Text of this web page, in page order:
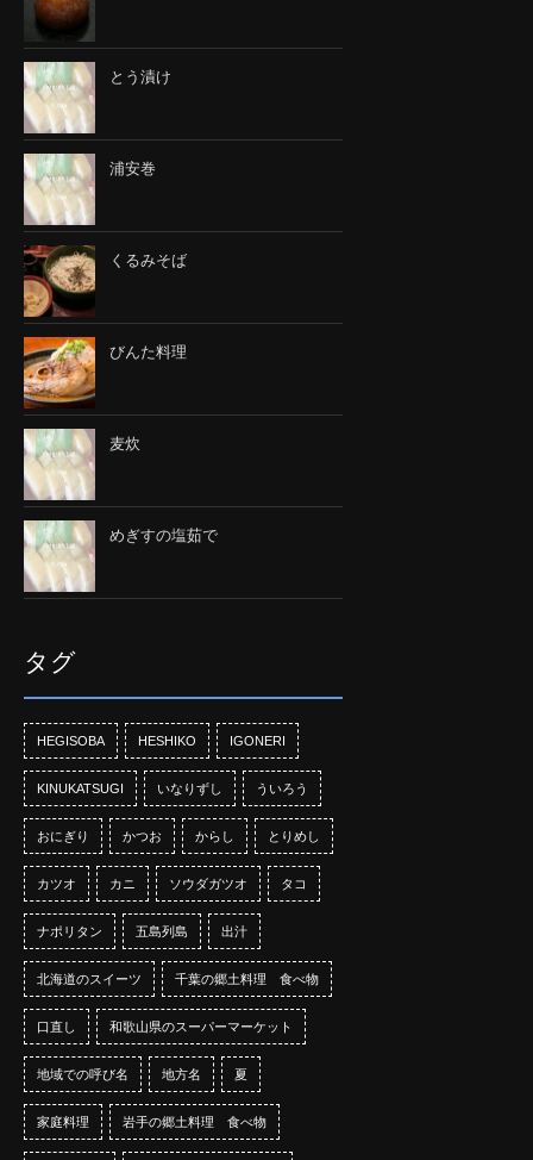
とう漬け
浦安巻
くるみそば
びんた料理
麦炊
めぎすの塩茹で
タグ
HEGISOBA HESHIKO IGONERI
KINUKATSUGI いなりずし ういろう
おにぎり かつお からし とりめし
カツオ カニ ソウダガツオ タコ
ナポリタン 五島列島 出汁
北海道のスイーツ 千葉の郷土料理 食べ物
口直し 和歌山県のスーパーマーケット
地域での呼び名 地方名 夏
家庭料理 岩手の郷土料理 食べ物